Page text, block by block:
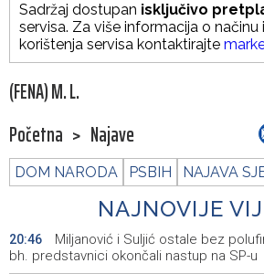
Sadržaj dostupan isključivo
servisa. Za više informacija o načinu
korištenja servisa kontaktirajte
(FENA) M. L.
Početna > Najave
DOM NARODA PSBIH NAJAVA
NAJNOVIJE
20:46
Miljanović i Suljić ostale bez
bh. predstavnici okončali nastup na SP-u